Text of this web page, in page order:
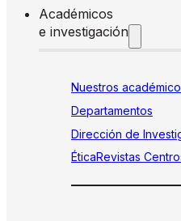
Académicos
e investigación
Nuestros
Departamentos
Dirección de
ÉticaRevistas